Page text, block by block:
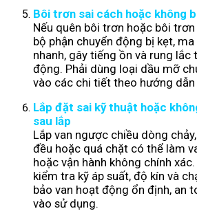
Bôi trơn sai cách hoặc không
Nếu quên bôi trơn hoặc bôi
bộ phận chuyển động bị kẹt,
nhanh, gây tiếng ồn và rung
động. Phải dùng loại dầu mỡ
vào các chi tiết theo hướng dẫn
Lắp đặt sai kỹ thuật hoặc
sau lắp
Lắp van ngược chiều dòng
đều hoặc quá chặt có thể làm
hoặc vận hành không chính xác.
kiểm tra kỹ áp suất, độ kín và
bảo van hoạt động ổn định, an
vào sử dụng.